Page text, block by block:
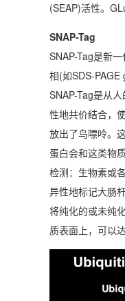
(SEAP)活性。
SNAP-Tag
SNAP-Tag是新
相(如SDS-PAGE
SNAP-Tag是从
性地共价结合，
放出了鸟嘌呤。
蛋白会和这类物
检测：生物素或
异性地标记大肠
将纯化的或未纯
质表面上，可以